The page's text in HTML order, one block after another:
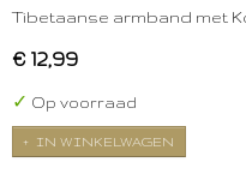
Tibetaanse armband met
€ 12,99
✓ Op voorraad
IN WINKELWAGEN